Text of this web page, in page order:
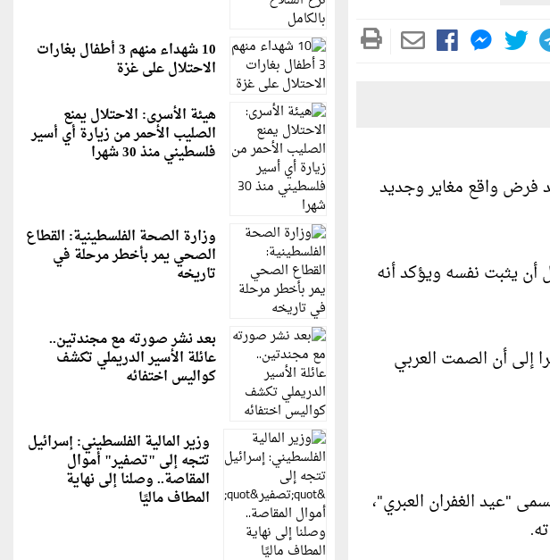
فرض واقع مغاير وجديد
أن يثبت نفسه ويؤكد أنه
إلى أن الصمت العربي
"عيد الغفران العبري"،
10 شهداء منهم 3 أطفال بغارات
الاحتلال على غزة
هيئة الأسرى: الاحتلال يمنع
الصليب الأحمر من زيارة أي أسير
فلسطيني منذ 30 شهرا
وزارة الصحة الفلسطينية: القطاع
الصحي يمر بأخطر مرحلة في
تاريخه
بعد نشر صورته مع مجندتين..
عائلة الأسير الدريملي تكشف
كواليس اختفائه
وزير المالية الفلسطيني: إسرائيل
تتجه إلى "تصفير" أموال
المقاصة.. وصلنا إلى نهاية
المطاف ماليًا